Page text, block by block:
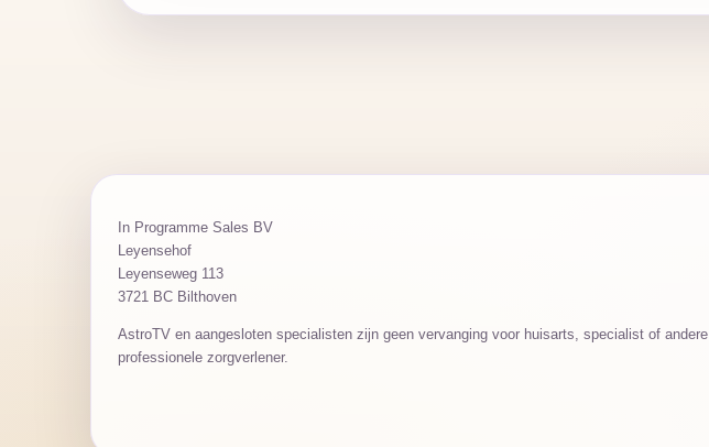
In Programme Sales BV
Leyensehof
Leyenseweg 113
3721 BC Bilthoven
AstroTV en aangesloten specialisten zijn geen vervanging voor huisarts, specialist of andere
professionele zorgverlener.